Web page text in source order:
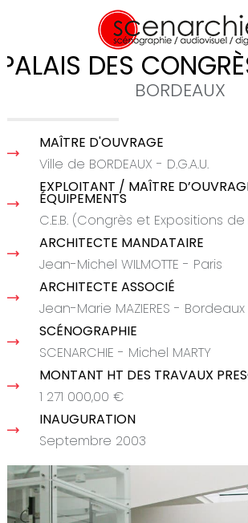
PALAIS DES
BORDEAUX
MAÎTRE D'OUVRAGE
Ville de BORDEAUX - D.G.A.U.
EXPLOITANT / MAÎTRE
ÉQUIPEMENTS
C.E.B. (Congrès et Expositions
ARCHITECTE MANDATAIRE
Jean-Michel WILMOTTE - Paris
ARCHITECTE ASSOCIÉ
Jean-Marie MAZIERES - Bordeaux
SCÉNOGRAPHIE
SCENARCHIE - Michel MARTY
MONTANT HT DES TRAVAUX
1 271 000,00 €
INAUGURATION
Septembre 2003